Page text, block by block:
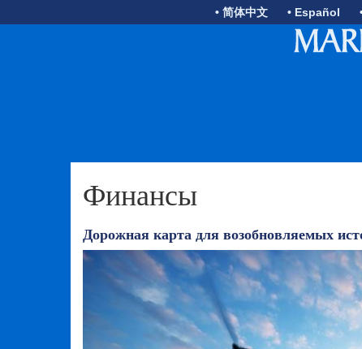
• 简体中文 • Español
Финансы
Дорожная карта для возобновляемых